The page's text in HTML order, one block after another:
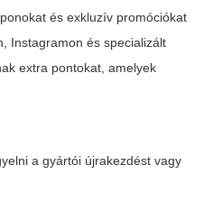
és exkluzív promóciókat
Instagramon és specializált
extra pontokat, amelyek
a gyártói újrakezdést vagy